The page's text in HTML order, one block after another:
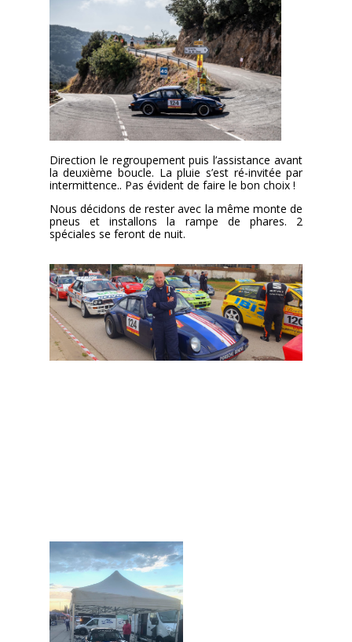
Direction le regroupement puis l’assistance avant
la deuxième boucle. La pluie s’est ré-invitée par
intermittence.. Pas évident de faire le bon choix !
Nous décidons de rester avec la même monte de
pneus et installons la rampe de phares. 2
spéciales se feront de nuit.